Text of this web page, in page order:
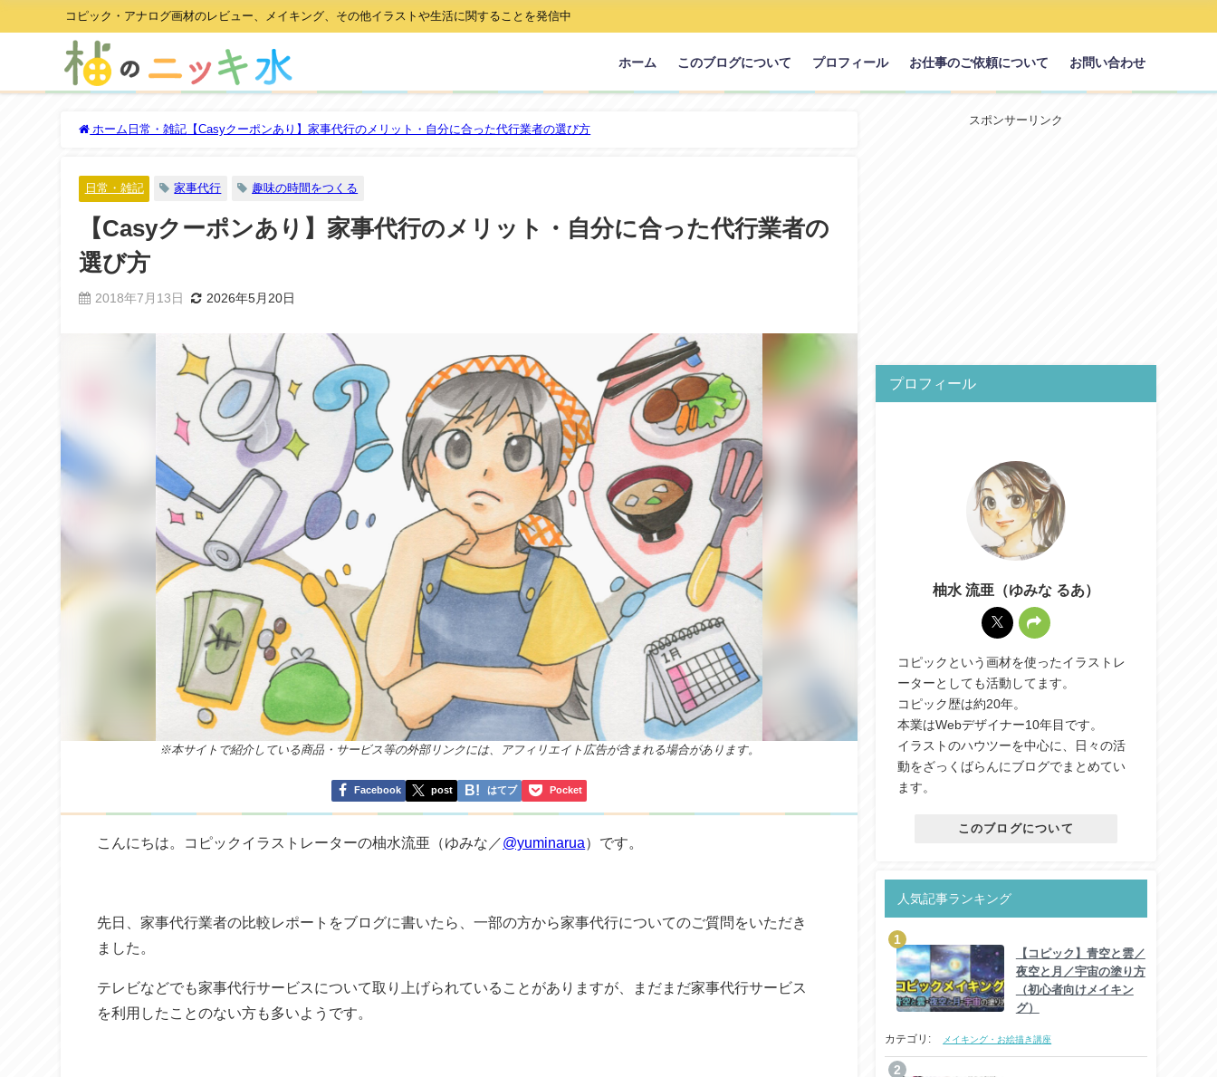
コピック・アナログ画材のレビュー、メイキング、その他イラストや生活に関することを発信中
ホーム このブログについて プロフィール お仕事のご依頼について お問い合わせ
ホーム 日常・雑記 【Casyクーポンあり】家事代行のメリット・自分に合った代行業者の選び方
日常・雑記 家事代行 趣味の時間をつくる
【Casyクーポンあり】家事代行のメリット・自分に合った代行業者の
選び方
2018年7月13日 2026年5月20日
※本サイトで紹介している商品・サービス等の外部リンクには、アフィリエイト広告が含まれる場合があります。
Facebook post はてブ Pocket
こんにちは。コピックイラストレーターの柚水流亜（ゆみな／@yuminarua）です。
先日、家事代行業者の比較レポートをブログに書いたら、一部の方から家事代行についてのご質問をいただき
ました。
テレビなどでも家事代行サービスについて取り上げられていることがありますが、まだまだ家事代行サービス
を利用したことのない方も多いようです。
スポンサーリンク
プロフィール
柚水 流亜（ゆみな るあ）
コピックという画材を使ったイラストレ
ーターとしても活動してます。
コピック歴は約20年。
本業はWebデザイナー10年目です。
イラストのハウツーを中心に、日々の活
動をざっくばらんにブログでまとめてい
ます。
このブログについて
人気記事ランキング
【コピック】青空と雲／
夜空と月／宇宙の塗り方
（初心者向けメイキン
グ）
カテゴリ: メイキング・お絵描き講座